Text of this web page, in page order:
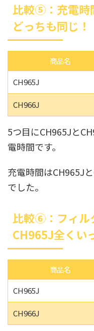
比較⑤：充電時
どっちも同じ！
商品名
CH965J
CH966J
5つ目にCH965Jと
電時間です。
充電時間はCH965J
でした。
比較⑥：フィル
CH965J全くい
商品名
CH965J
CH966J